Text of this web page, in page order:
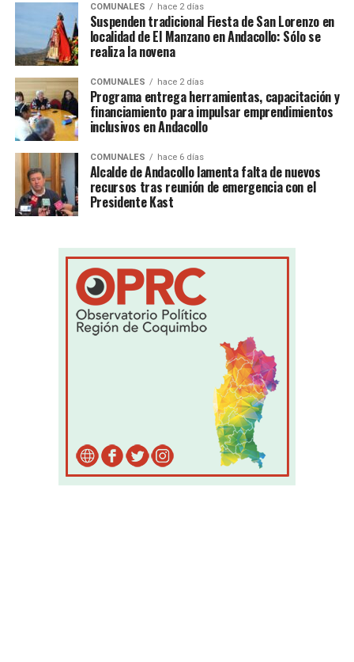
COMUNALES hace 2 días
Suspenden tradicional Fiesta de San Lorenzo en
localidad de El Manzano en Andacollo: Sólo se
realiza la novena
COMUNALES hace 2 días
Programa entrega herramientas, capacitación y
financiamiento para impulsar emprendimientos
inclusivos en Andacollo
COMUNALES hace 6 días
Alcalde de Andacollo lamenta falta de nuevos
recursos tras reunión de emergencia con el
Presidente Kast